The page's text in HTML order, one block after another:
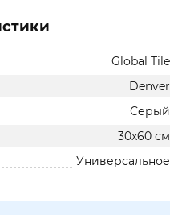
Global Tile
Denver
Серый
30х60 см
Универсальное